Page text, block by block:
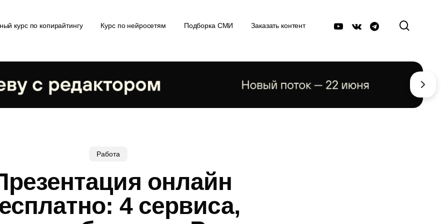
курс по копирайтингу Курс по нейросетям Подборка СМИ Заказать контент youtube
vk telegram
Работа
онлайн
4 сервиса,